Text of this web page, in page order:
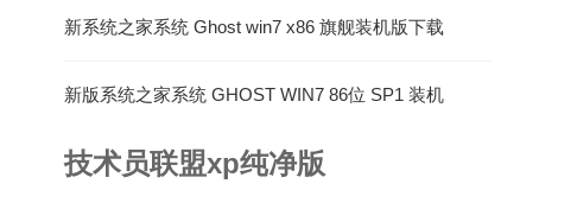
新系统之家系统 Ghost win7 x86 旗舰装机版下载
新版系统之家系统 GHOST WIN7 86位 SP1 装机
技术员联盟xp纯净版